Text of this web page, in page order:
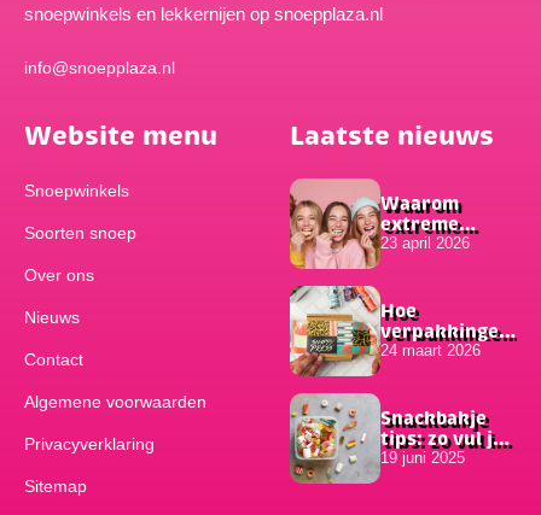
snoepwinkels en lekkernijen op snoepplaza.nl
info@snoepplaza.nl
Website menu
Snoepwinkels
Soorten snoep
Over ons
Nieuws
Contact
Algemene voorwaarden
Privacyverklaring
Sitemap
Laatste nieuws
Waarom
extreme
smaken zo
jongeren
23 april 2026
Hoe
verpakkingen
bijdragen aan
bestellingen
24 maart 2026
Snackbakje
tips: zo vul je
hem
19 juni 2025